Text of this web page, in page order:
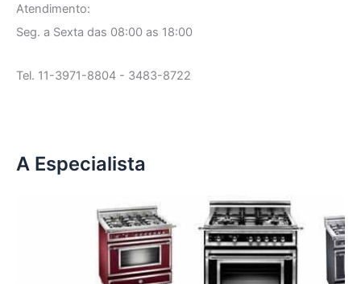
Atendimento:
Seg. a Sexta das 08:00 as 18:00
Tel. 11-3971-8804 - 3483-8722
A Especialista